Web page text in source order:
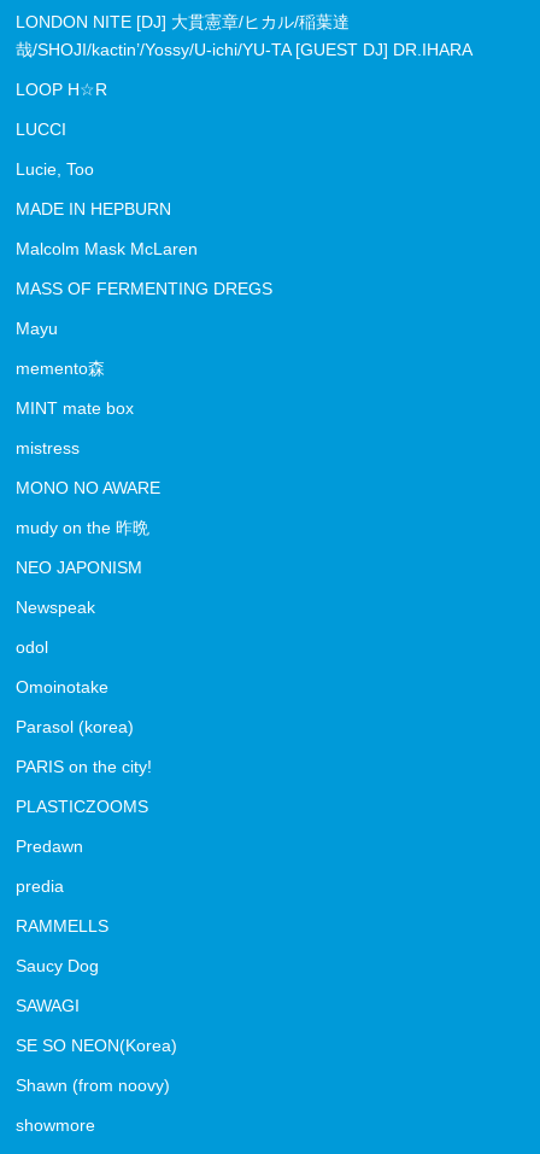
LONDON NITE [DJ] 大貫憲章/ヒカル/稲葉達
哉/SHOJI/kactin’/Yossy/U-ichi/YU-TA [GUEST DJ] DR.IHARA
LOOP H☆R
LUCCI
Lucie, Too
MADE IN HEPBURN
Malcolm Mask McLaren
MASS OF FERMENTING DREGS
Mayu
memento森
MINT mate box
mistress
MONO NO AWARE
mudy on the 昨晩
NEO JAPONISM
Newspeak
odol
Omoinotake
Parasol (korea)
PARIS on the city!
PLASTICZOOMS
Predawn
predia
RAMMELLS
Saucy Dog
SAWAGI
SE SO NEON(Korea)
Shawn (from noovy)
showmore